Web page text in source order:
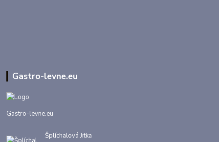
Gastro-levne.eu
Gastro-levne.eu
Šplíchalová Jitka